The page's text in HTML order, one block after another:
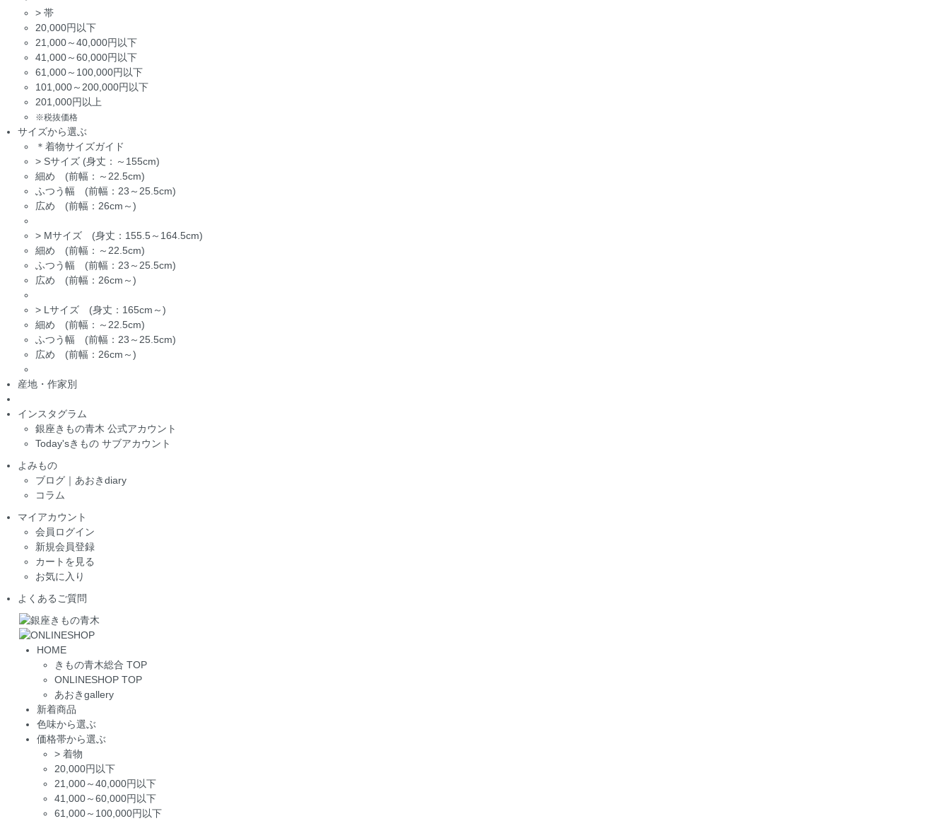
> 帯
20,000円以下
21,000～40,000円以下
41,000～60,000円以下
61,000～100,000円以下
101,000～200,000円以下
201,000円以上
※税抜価格
サイズから選ぶ
＊着物サイズガイド
> Sサイズ (身丈：～155cm)
細め (前幅：～22.5cm)
ふつう幅 (前幅：23～25.5cm)
広め (前幅：26cm～)
> Mサイズ (身丈：155.5～164.5cm)
細め (前幅：～22.5cm)
ふつう幅 (前幅：23～25.5cm)
広め (前幅：26cm～)
> Lサイズ (身丈：165cm～)
細め (前幅：～22.5cm)
ふつう幅 (前幅：23～25.5cm)
広め (前幅：26cm～)
産地・作家別
インスタグラム
銀座きもの青木 公式アカウント
Today'sきもの サブアカウント
よみもの
ブログ｜あおきdiary
コラム
マイアカウント
会員ログイン
新規会員登録
カートを見る
お気に入り
よくあるご質問
HOME
きもの青木総合 TOP
ONLINESHOP TOP
あおきgallery
新着商品
色味から選ぶ
価格帯から選ぶ
> 着物
20,000円以下
21,000～40,000円以下
41,000～60,000円以下
61,000～100,000円以下